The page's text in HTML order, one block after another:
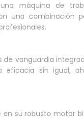
una máquina de
una combinación
de vanguardia
eficacia sin igual,
en su robusto motor